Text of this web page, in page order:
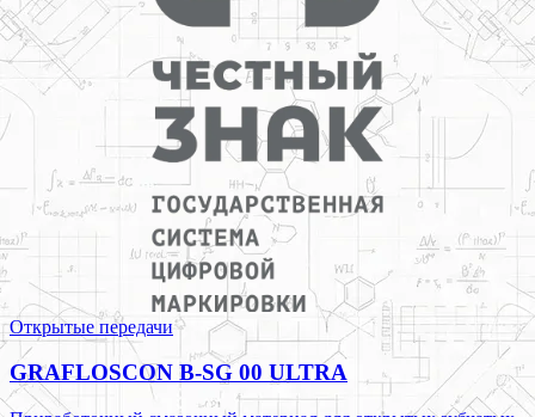
Открытые передачи
GRAFLOSCON B-SG 00 ULTRA